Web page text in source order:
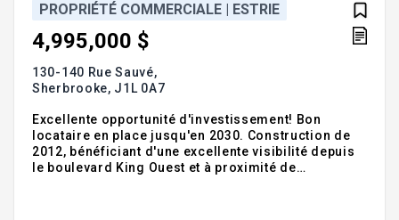
PROPRIÉTÉ COMMERCIALE | ESTRIE
4,995,000 $
130-140 Rue Sauvé,
Sherbrooke, J1L 0A7
Excellente opportunité d'investissement! Bon
locataire en place jusqu'en 2030. Construction de
2012, bénéficiant d'une excellente visibilité depuis
le boulevard King Ouest et à proximité de